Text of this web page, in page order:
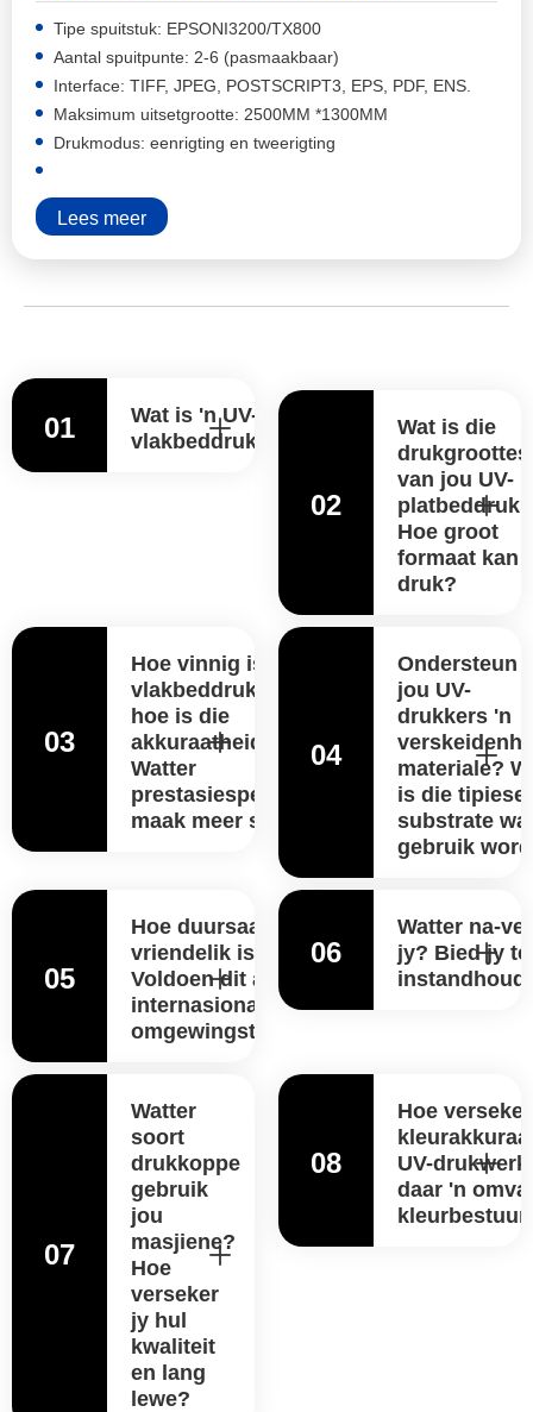
Tipe spuitstuk: EPSONI3200/TX800
Aantal spuitpunte: 2-6 (pasmaakbaar)
Interface: TIFF, JPEG, POSTSCRIPT3, EPS, PDF, ENS.
Maksimum uitsetgrootte: 2500MM *1300MM
Drukmodus: eenrigting en tweerigting
Lees meer
01
Wat is 'n UV-
vlakbeddrukker?
02
Wat is die
drukgroottes
van jou UV-
Hoe groot
formaat kan
druk?
03
Hoe vinnig is jou UV-
vlakbeddrukkers, en
hoe is die
akkuraatheid?
Watter
prestasiespesifikasie
maak meer saak?
04
Ondersteun
jou UV-
drukkers 'n
materiale?
is die tipiese
substrate
gebruik
05
Hoe duursaam en eko-
vriendelik is die ink?
Voldoen dit aan
internasionale
omgewingstandaarde?
06
Watter na-
jy? Bied jy
07
Watter
soort
drukkoppe
gebruik
jou
masjiene?
Hoe
verseker
jy hul
kwaliteit
en lang
lewe?
08
Hoe
UV-
daar 'n